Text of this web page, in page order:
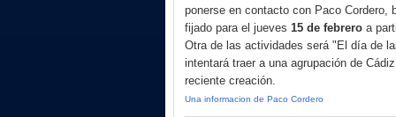
ponerse en contacto con Paco
fijado para el jueves 15 de febrero a
Otra de las actividades será "El día de
intentará traer a una agrupación de
reciente creación.
Una informacion de Paco Cordero